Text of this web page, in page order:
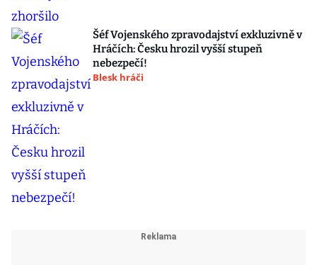
Šéf Vojenského zpravodajství exkluzivně v
Hráčích: Česku hrozil vyšší stupeň
nebezpečí!
Blesk hráči